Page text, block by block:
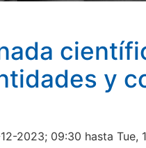
y
2023; 09:30 hasta Tue,